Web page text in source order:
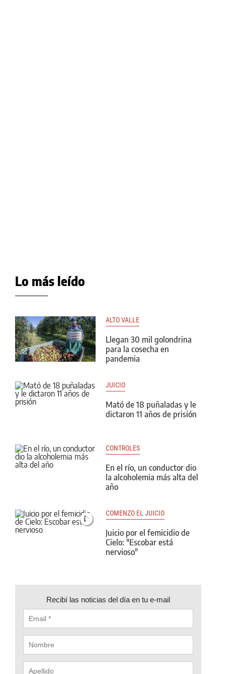
Lo más leído
ALTO VALLE
Llegan 30 mil golondrina
para la cosecha en
pandemia
JUICIO
Mató de 18 puñaladas y le
dictaron 11 años de prisión
CONTROLES
En el río, un conductor dio
la alcoholemia más alta del
año
COMENZÓ EL JUICIO
Juicio por el femicidio de
Cielo: "Escobar está
nervioso"
Recibí las noticias del día en tu e-mail